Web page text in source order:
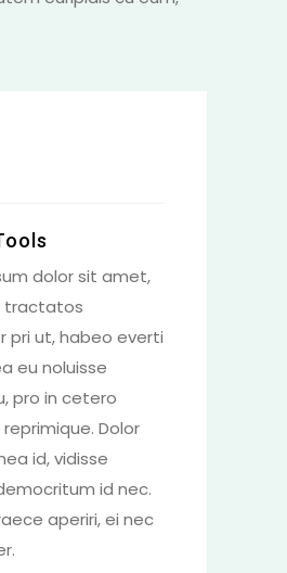
dolor sit amet,
tractatos
pri ut, habeo everti
eu noluisse
pro in cetero
Dolor
id, vidisse
id nec.
aperiri, ei nec